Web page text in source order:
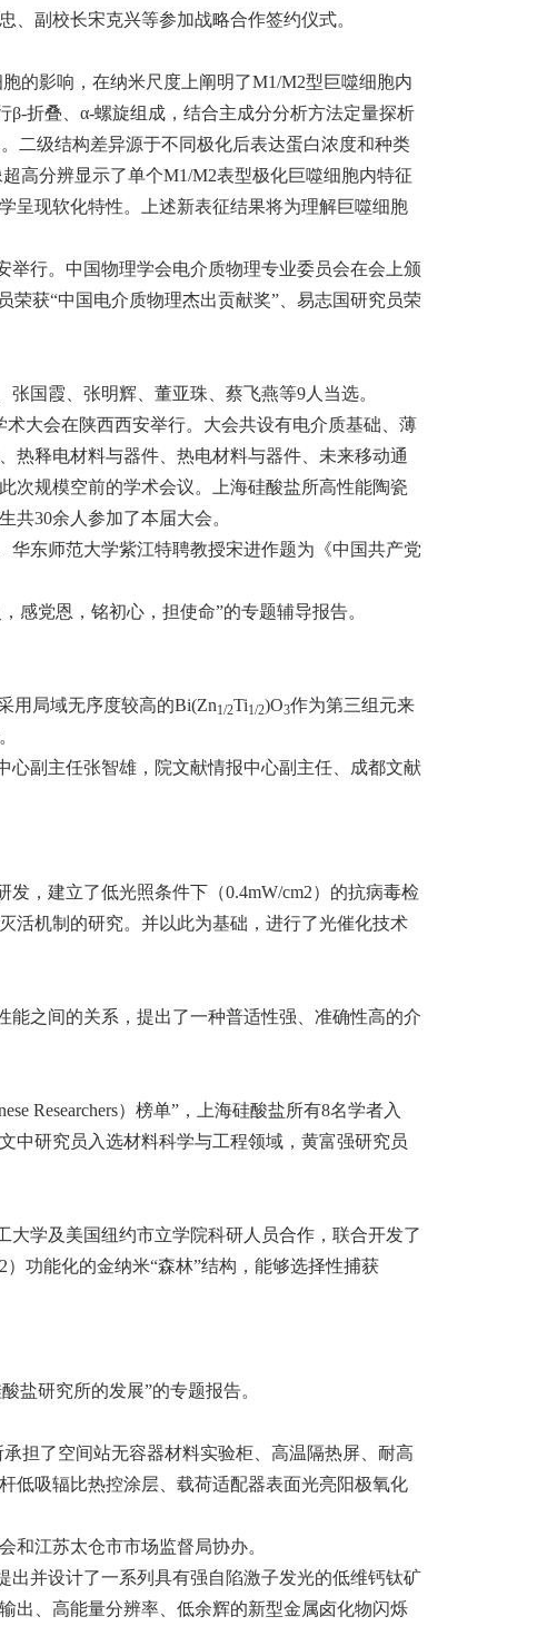
副校长宋克兴等参加战略合作签约仪式。
的影响，在纳米尺度上阐明了M1/M2型巨噬细胞内
折叠、α-螺旋组成，结合主成分分析方法定量探析
二级结构差异源于不同极化后表达蛋白浓度和种类
高分辨显示了单个M1/M2表型极化巨噬细胞内特征
呈现软化特性。上述新表征结果将为理解巨噬细胞
举行。中国物理学会电介质物理专业委员会在会上颁
荣获“中国电介质物理杰出贡献奖”、易志国研究员荣
国霞、张明辉、董亚珠、蔡飞燕等9人当选。
大会在陕西西安举行。大会共设有电介质基础、薄
热释电材料与器件、热电材料与器件、未来移动通
次规模空前的学术会议。上海硅酸盐所高性能陶瓷
30余人参加了本届大会。
东师范大学紫江特聘教授宋进作题为《中国共产党
感党恩，铭初心，担使命”的专题辅导报告。
用局域无序度较高的Bi(Zn1/2Ti1/2)O3作为第三组元来
心副主任张智雄，院文献情报中心副主任、成都文献
，建立了低光照条件下（0.4mW/cm2）的抗病毒检
活机制的研究。并以此为基础，进行了光催化技术
之间的关系，提出了一种普适性强、准确性高的介
Researchers）榜单”，上海硅酸盐所有8名学者入
中研究员入选材料科学与工程领域，黄富强研究员
学及美国纽约市立学院科研人员合作，联合开发了
功能化的金纳米“森林”结构，能够选择性捕获
盐研究所的发展”的专题报告。
担了空间站无容器材料实验柜、高温隔热屏、耐高
低吸辐比热控涂层、载荷适配器表面光亮阳极氧化
和江苏太仓市市场监督局协办。
出并设计了一系列具有强自陷激子发光的低维钙钛矿
出、高能量分辨率、低余辉的新型金属卤化物闪烁